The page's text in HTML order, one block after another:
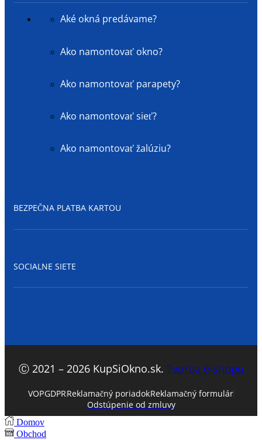
Aké okná predávame?
Ako namontovať okno?
Ako namontovať parapety?
Ako namontovať sieť?
Ako namontovať žalúziu?
BEZPEČNA PLATBA KARTOU
SOCIALNE SIETE
Ⓒ 2021 – 2026 KupSiOkno.sk. Tvorba e-shopu
VOPGDPRReklamačný poriadokReklamačný formulár
Odstúpenie od zmluvy
Domov
Obchod